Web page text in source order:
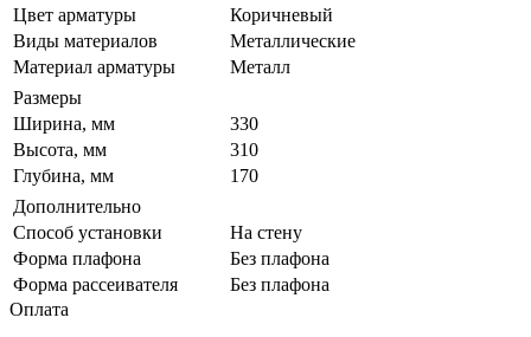
Цвет арматуры
Коричневый
Виды материалов
Металлические
Материал арматуры
Металл
Размеры
Ширина, мм
330
Высота, мм
310
Глубина, мм
170
Дополнительно
Способ установки
На стену
Форма плафона
Без плафона
Форма рассеивателя
Без плафона
Оплата